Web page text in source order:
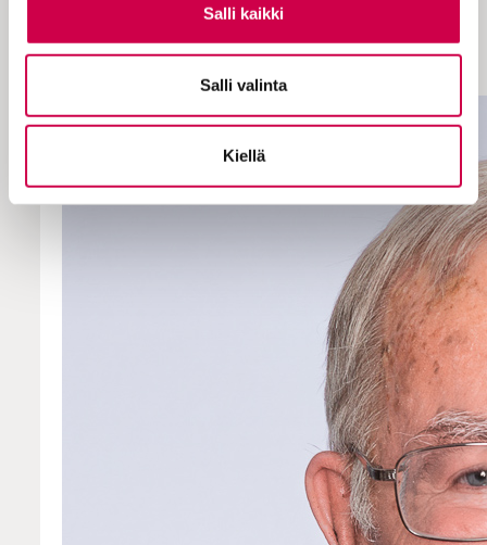
Salli kaikki
Salli valinta
Kiellä
ilmastotoimista viime kädessä on.
Kysymyksiimme vastasi ICCR:n vanhempi